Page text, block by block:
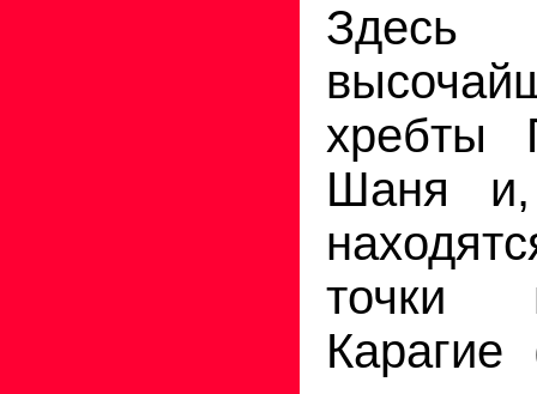
Здесь
хребты
Шаня
точки
Карагие